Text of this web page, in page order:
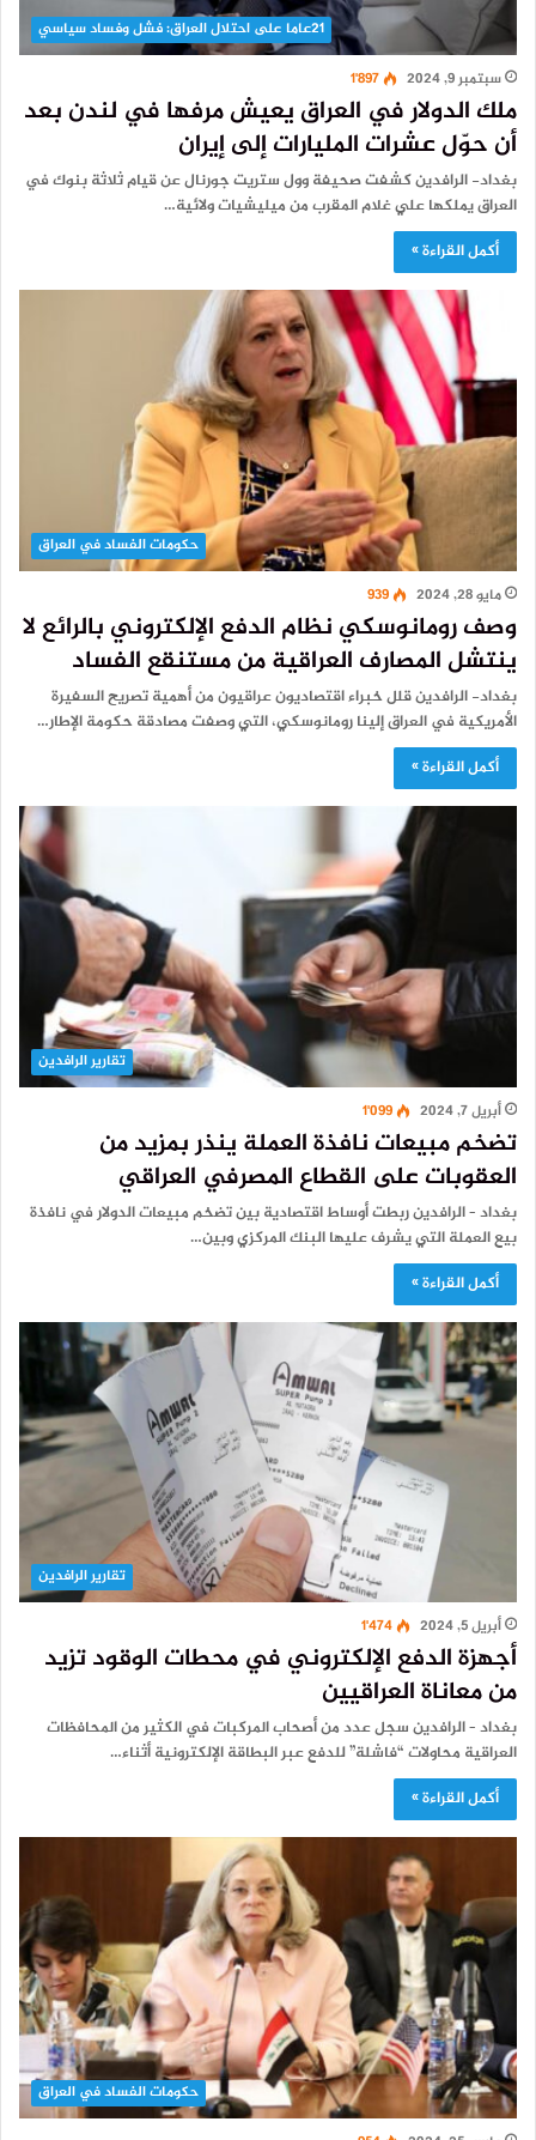
21عاما على احتلال العراق: فشل وفساد سياسي
سبتمبر 9, 2024
1٬897
ملك الدولار في العراق يعيش مرفها في لندن بعد
أن حوّل عشرات المليارات إلى إيران
بغداد- الرافدين كشفت صحيفة وول ستريت جورنال عن قيام ثلاثة بنوك في
العراق يملكها علي غلام المقرب من ميليشيات ولائية…
أكمل القراءة »
حكومات الفساد في العراق
مايو 28, 2024
939
وصف رومانوسكي نظام الدفع الإلكتروني بالرائع لا
ينتشل المصارف العراقية من مستنقع الفساد
بغداد- الرافدين قلل خبراء اقتصاديون عراقيون من أهمية تصريح السفيرة
الأمريكية في العراق إلينا رومانوسكي، التي وصفت مصادقة حكومة الإطار…
أكمل القراءة »
تقارير الرافدين
أبريل 7, 2024
1٬099
تضخم مبيعات نافذة العملة ينذر بمزيد من
العقوبات على القطاع المصرفي العراقي
بغداد – الرافدين ربطت أوساط اقتصادية بين تضخم مبيعات الدولار في نافذة
بيع العملة التي يشرف عليها البنك المركزي وبين…
أكمل القراءة »
تقارير الرافدين
أبريل 5, 2024
1٬474
أجهزة الدفع الإلكتروني في محطات الوقود تزيد
من معاناة العراقيين
بغداد – الرافدين سجل عدد من أصحاب المركبات في الكثير من المحافظات
العراقية محاولات “فاشلة” للدفع عبر البطاقة الإلكترونية أثناء…
أكمل القراءة »
حكومات الفساد في العراق